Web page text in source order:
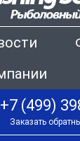
+7 (499)
Заказать